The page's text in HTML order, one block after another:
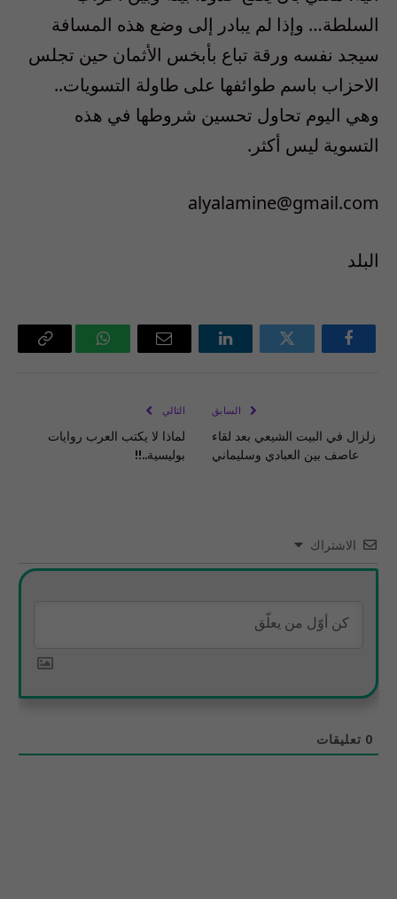
السلطة… وإذا لم يبادر إلى وضع هذه المسافة
سيجد نفسه ورقة تباع بأبخس الأثمان حين تجلس
الاحزاب باسم طوائفها على طاولة التسويات..
وهي اليوم تحاول تحسين شروطها في هذه
التسوية ليس أكثر.
alyalamine@gmail.com
البلد
فيسبوك تويتر لينكدإن
البريد
واتساب Copy
السابق
زلزال في البيت الشيعي بعد لقاء
عاصف بين العبادي وسليماني
التالي
لماذا لا يكتب العرب روايات
بوليسية..!!
الاشتراك
0 تعليقات